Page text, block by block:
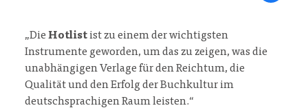
„DieHotlistist zu einem der wichtigsten
Instrumente geworden, um das zu zeigen, was die
unabhängigen Verlage für den Reichtum, die
Qualität und den Erfolg der Buchkultur im
deutschsprachigen Raum leisten.“